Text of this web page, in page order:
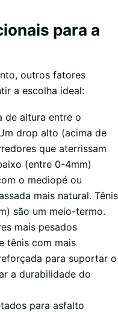
para a
outros fatores
a escolha ideal:
de altura entre o
drop alto (acima de
que aterrissam
(entre 0-4mm)
o mediopé ou
mais natural. Tênis
são um meio-termo.
mais pesados
tênis com mais
para suportar o
a durabilidade do
para asfalto